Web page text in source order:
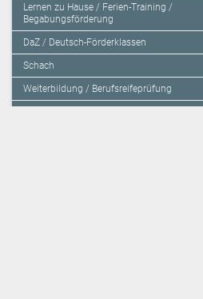
Lernen zu Hause / Ferien-Training /
Begabungsförderung
DaZ / Deutsch-Förderklassen
Schach
Weiterbildung / Berufsreifeprüfung